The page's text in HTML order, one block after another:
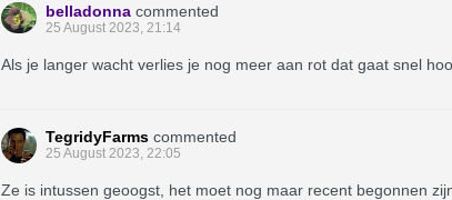
belladonna commented
25 August 2023, 21:14
Als je langer wacht verlies je nog meer aan rot dat gaat snel
TegridyFarms commented
25 August 2023, 22:05
Ze is intussen geoogst, het moet nog maar recent begonnen